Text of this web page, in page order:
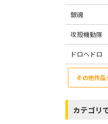
銀魂
攻殻機動隊
ドロヘドロ
その他作
カテゴリ